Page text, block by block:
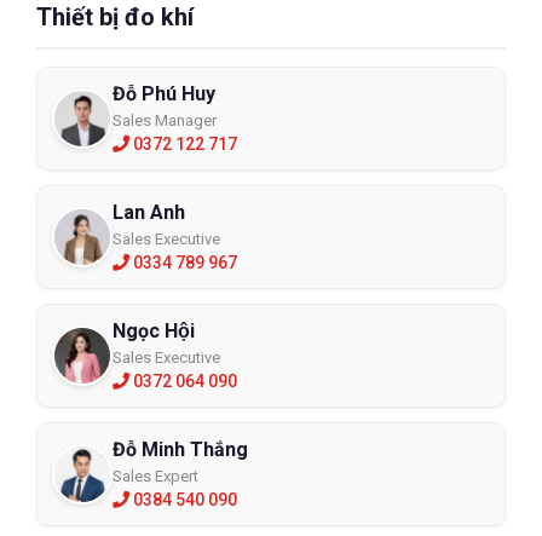
Thiết bị đo khí
Đỗ Phú Huy
Sales Manager
0372 122 717
Lan Anh
Sales Executive
0334 789 967
Ngọc Hội
Sales Executive
0372 064 090
Đỗ Minh Thắng
Sales Expert
0384 540 090